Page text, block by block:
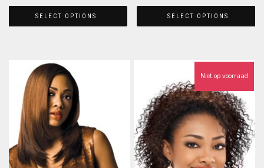
SELECT OPTIONS SELECT OPTIONS
Niet op voorraad